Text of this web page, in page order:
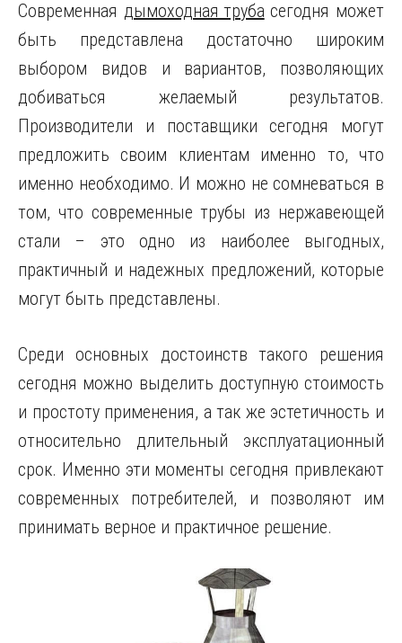
Современная дымоходная трубасегодня может
быть представлена достаточно широким
выбором видов и вариантов, позволяющих
добиваться желаемый результатов.
Производители и поставщики сегодня могут
предложить своим клиентам именно то, что
именно необходимо. И можно не сомневаться в
том, что современные трубы из нержавеющей
стали – это одно из наиболее выгодных,
практичный и надежных предложений, которые
могут быть представлены.
Среди основных достоинств такого решения
сегодня можно выделить доступную стоимость
и простоту применения, а так же эстетичность и
относительно длительный эксплуатационный
срок. Именно эти моменты сегодня привлекают
современных потребителей, и позволяют им
принимать верное и практичное решение.